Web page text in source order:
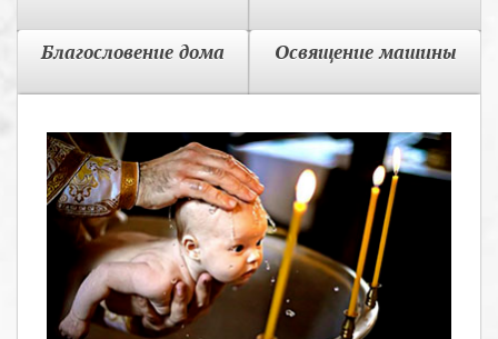
Благословение дома Освящение машины